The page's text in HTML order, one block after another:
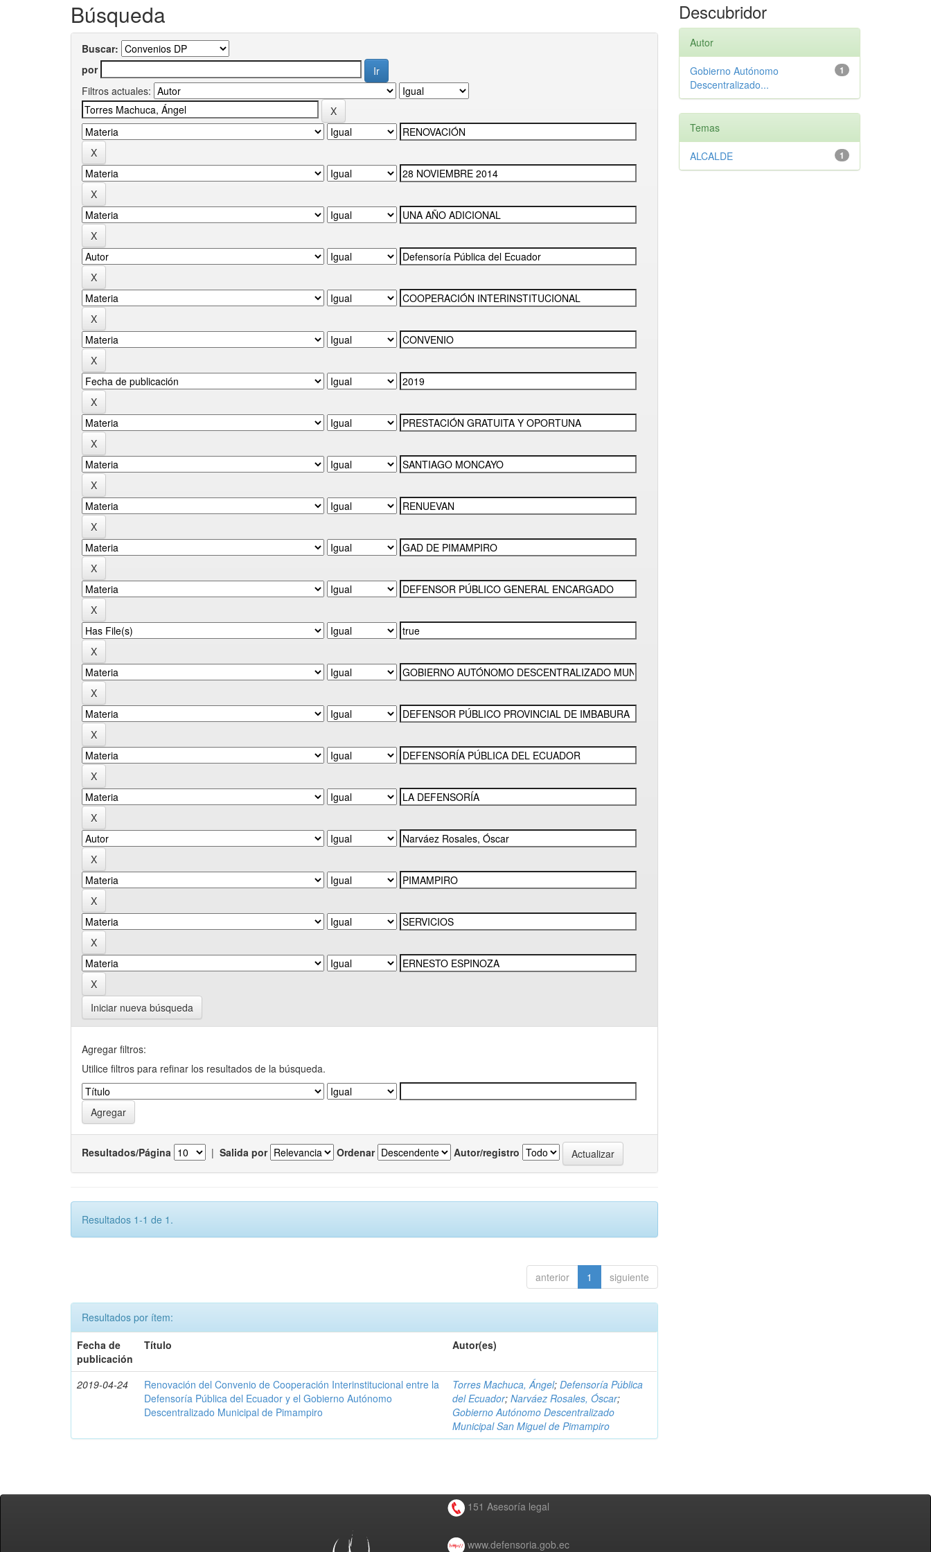
Búsqueda
Buscar:
por
Filtros actuales:
Iniciar nueva búsqueda
Agregar filtros:
Utilice filtros para refinar los resultados de la búsqueda.
Resultados/Página | Salida por Ordenar Autor/registro
Resultados 1-1 de 1.
anterior 1 siguiente
Resultados por ítem:
Fecha de
publicación
Título Autor(es)
2019-04-24
Renovación del Convenio de Cooperación Interinstitucional entre la
Defensoría Pública del Ecuador y el Gobierno Autónomo
Descentralizado Municipal de Pimampiro
Torres Machuca, Ángel;Defensoría Pública
del Ecuador;Narváez Rosales, Óscar;
Gobierno Autónomo Descentralizado
Municipal San Miguel de Pimampiro
Descubridor
Autor
1
Gobierno Autónomo
Descentralizado...
Temas
1
ALCALDE
151 Asesoría legal
www.defensoria.gob.ec